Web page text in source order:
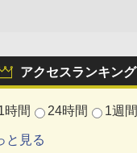
アクセスランキング
時間 24時間 1週間
と見る